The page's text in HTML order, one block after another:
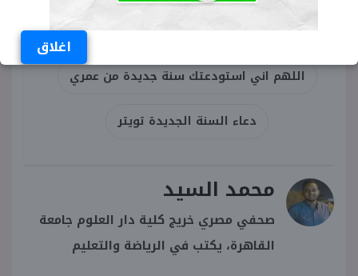
اغلاق
دعاء دخول السنة الجديدة
اللهم اني استودعتك سنة جديدة من عمري
دعاء السنة الجديدة تويتر
محمد السيد
صحفي مصري خريج كلية دار العلوم جامعة
القاهرة، يكتب في الرياضة والتعليم